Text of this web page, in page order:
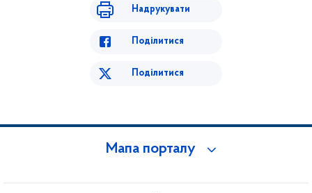
Надрукувати
Поділитися
Поділитися
Мапа порталу